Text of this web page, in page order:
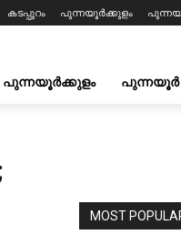
കടപ്പുറം പുന്നയൂർക്കുളം
പുന്നയൂർക്കുളം പുന്നയൂർ
MOST